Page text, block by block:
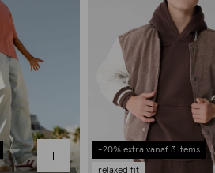
-20% extra vanaf 3 items
relaxed fit